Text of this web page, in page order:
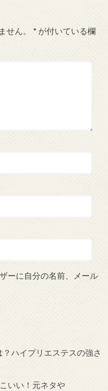
せん。 *が付いている欄
ーに自分の名前、メール
ハイプリエステスの強さ
いい！元ネタや